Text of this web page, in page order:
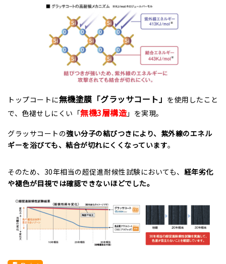
トップコートに無機塗膜「グラッサコート」 を使用したこと
で、色褪せしにくい「無機3層構造」を実現。
グラッサコートの強い分子の結びつきにより、紫外線のエネル
ギーを浴びても、結合が切れにくくなっています。
そのため、30年相当の超促進耐候性試験においても、 経年劣化
や褪色が目視では確認できないほどでした。